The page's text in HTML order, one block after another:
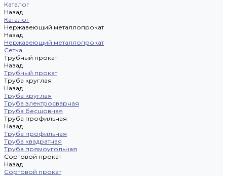
Каталог
Назад
Каталог
Нержавеющий металлопрокат
Назад
Нержавеющий металлопрокат
Сетка
Трубный прокат
Назад
Трубный прокат
Труба круглая
Назад
Труба круглая
Труба электросварная
Труба бесшовная
Труба профильная
Назад
Труба профильная
Труба квадратная
Труба прямоугольная
Сортовой прокат
Назад
Сортовой прокат